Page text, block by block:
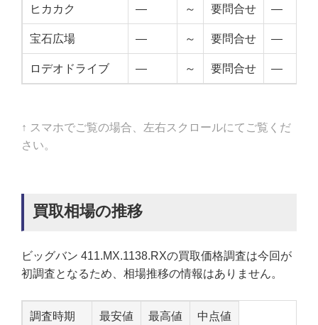
ヒカカク — ～ 要問合せ —
宝石広場 — ～ 要問合せ —
ロデオドライブ — ～ 要問合せ —
↑ スマホでご覧の場合、左右スクロールにてご覧くだ
さい。
買取相場の推移
ビッグバン 411.MX.1138.RXの買取価格調査は今回が
初調査となるため、相場推移の情報はありません。
調査時期 最安値 最高値 中点値